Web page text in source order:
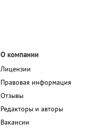
О компании
Лицензии
Правовая информация
Отзывы
Редакторы и авторы
Вакансии